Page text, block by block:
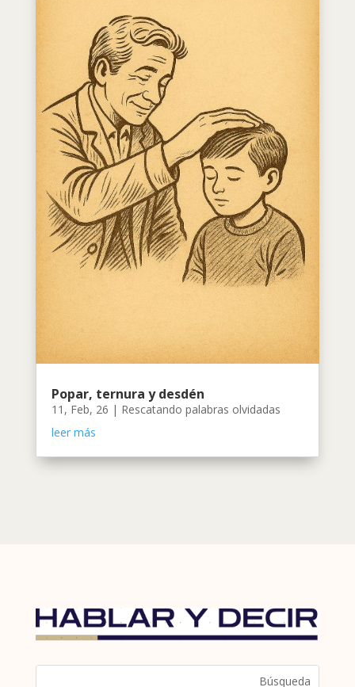
Popar, ternura y desdén
11, Feb, 26 | Rescatando palabras olvidadas
leer más